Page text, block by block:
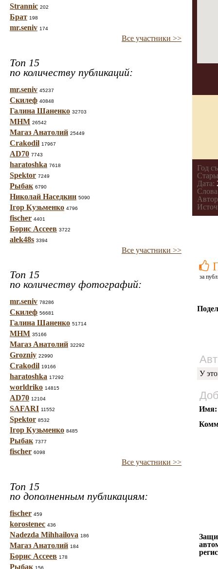
Strannic 202
Брат 198
mr.seniv 174
Все участники >>
Топ 15
по количеству публикаций:
mr.seniv 45237
Скилеф 40848
Галина Шаненко 32703
МНМ 26542
Магаз Анатолий 25449
Crakodil 17967
AD70 7743
haratoshka 7618
Spektor 7249
Рыбак 6790
Николай Наседкин 5090
Ігор Кузьменко 4796
fischer 4401
Борис Ассеев 3722
alek48s 3394
Все участники >>
Топ 15
по количеству фотографий:
mr.seniv 78286
Скилеф 56681
Галина Шаненко 51714
МНМ 35166
Магаз Анатолий 32292
Grozniy 22990
Crakodil 19166
haratoshka 17292
worldriko 14815
AD70 12104
SAFARI 11552
Spektor 8532
Ігор Кузьменко 8485
Рыбак 7377
fischer 6098
Все участники >>
Топ 15
по дополненным публикациям:
fischer 459
korostenec 436
Nadezda Mihhailova 186
Магаз Анатолий 184
Борис Ассеев 178
Рыбак 156
Год
Дата:
за
У
Имя: